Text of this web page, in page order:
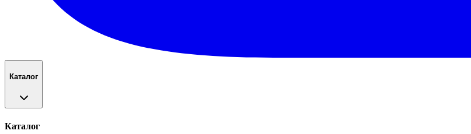
Каталог
Каталог